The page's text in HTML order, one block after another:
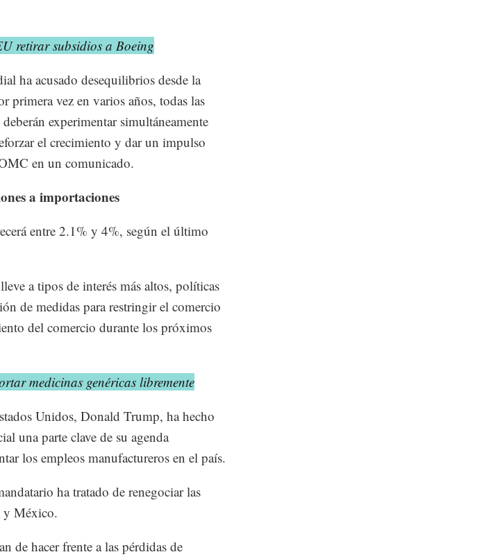
retirar subsidios a Boeing
ha acusado desequilibrios desde la
primera vez en varios años, todas las
experimentar simultáneamente
el crecimiento y dar un impulso
en un comunicado.
a importaciones
entre 2.1% y 4%, según el último
a tipos de interés más altos, políticas
de medidas para restringir el comercio
del comercio durante los próximos
medicinas genéricas libremente
Unidos, Donald Trump, ha hecho
una parte clave de su agenda
los empleos manufactureros en el país.
ha tratado de renegociar las
y México.
de hacer frente a las pérdidas de